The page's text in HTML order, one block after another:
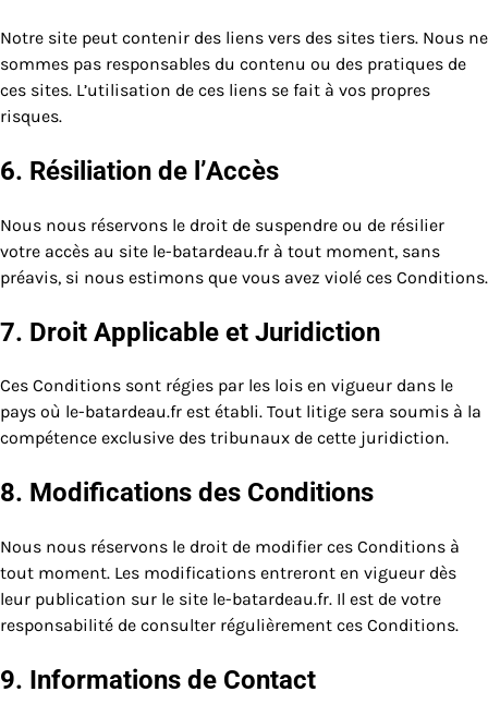
Notre site peut contenir des liens vers des sites tiers. Nous ne
sommes pas responsables du contenu ou des pratiques de
ces sites. L’utilisation de ces liens se fait à vos propres
risques.
6. Résiliation de l’Accès
Nous nous réservons le droit de suspendre ou de résilier
votre accès au site le-batardeau.fr à tout moment, sans
préavis, si nous estimons que vous avez violé ces Conditions.
7. Droit Applicable et Juridiction
Ces Conditions sont régies par les lois en vigueur dans le
pays où le-batardeau.fr est établi. Tout litige sera soumis à la
compétence exclusive des tribunaux de cette juridiction.
8. Modifications des Conditions
Nous nous réservons le droit de modifier ces Conditions à
tout moment. Les modifications entreront en vigueur dès
leur publication sur le site le-batardeau.fr. Il est de votre
responsabilité de consulter régulièrement ces Conditions.
9. Informations de Contact